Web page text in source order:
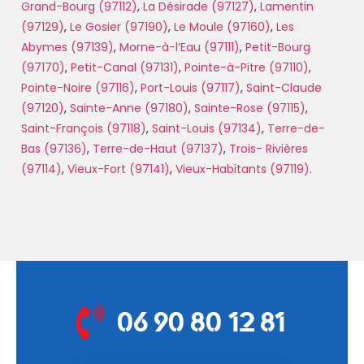
Grand-Bourg (97112), La Désirade (97127), Lamentin
(97129), Le Gosier (97190), Le Moule (97160), Les
Abymes (97139), Morne-à-l’Eau (97111), Petit-Bourg
(97170), Petit-Canal (97131), Pointe-à-Pitre (97110),
Pointe-Noire (97116), Port-Louis (97117), Saint-Claude
(97120), Sainte-Anne (97180), Sainte-Rose (97115),
Saint-François (97118), Saint-Louis (97134), Terre-de-
Bas (97136), Terre-de-Haut (97137), Trois- Rivières
(97114), Vieux-Fort (97141), Vieux-Habitants (97119).
06 90 80 12 81